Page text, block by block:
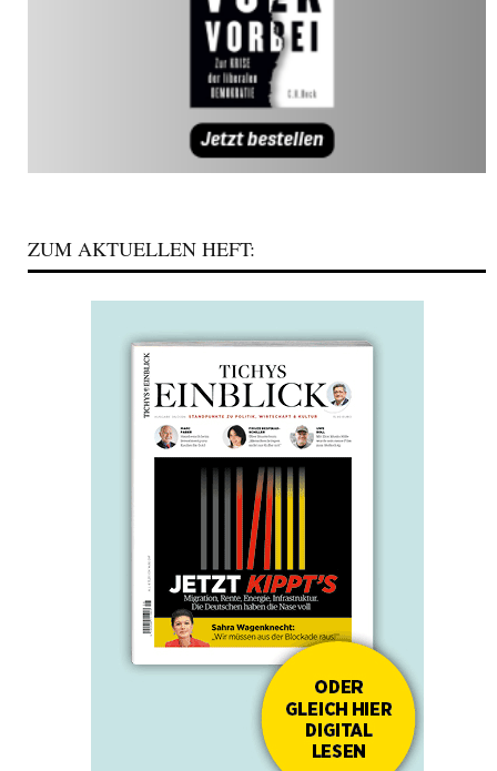
ZUM AKTUELLEN HEFT: